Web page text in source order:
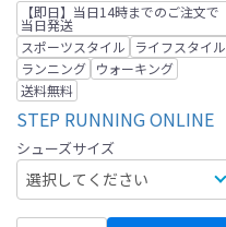
【即日】当日14時までのご注文で
当日発送
スポーツスタイル
ライフスタイル
ランニング ウォーキング
送料無料
STEP RUNNING ONLINE
シューズサイズ